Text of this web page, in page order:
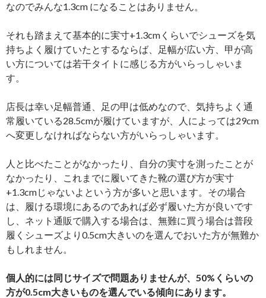
なのでみんな1.3cm になることはありません。
それも踏まえて基本的に実寸+1.3cmくらいでシューズを気
持ちよく履けていたとするならば、足幅が広い方、甲が高
い方については若干タイトに感じる方がいらっしゃいま
す。
店長は幸い足幅普通、足の甲は低めなので、気持ちよく通
常履いている28.5cmが履けていますが、人によっては29cm
へ変更しなければならない方がいらっしゃいます。
人と比べたことがなかったり、自分の実寸を測ったことが
なかったり、これまでに履いてきた靴の選び方が実寸
+1.3cmじゃないよという方が多いと思います。その場合
は、履ける環境にあるのであれば必ず履いた方が良いです
し、ネット通販で購入する場合は、無難に買う場合は普段
履くシューズより0.5cm大きいのを選んでおいた方が無難か
もしれません。
個人的には同じサイズで問題ありませんが、50%くらいの
方が0.5cm大きいものを選んでいる傾向にあります。